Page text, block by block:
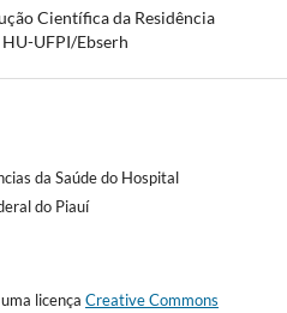
Científica da Residência
UFPI/Ebserh
da Saúde do Hospital
do Piauí
licença Creative Commons